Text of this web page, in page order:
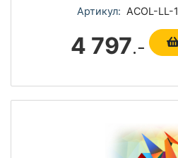
Артикул: ACOL-LL-
4 797.-